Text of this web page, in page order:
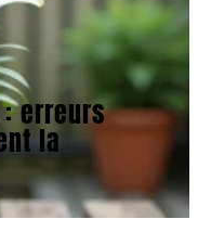
erreurs
la